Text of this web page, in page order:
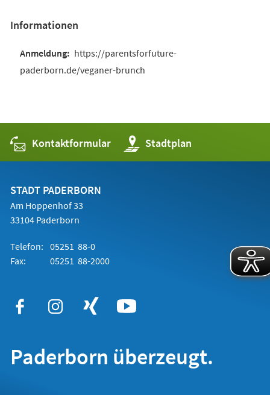
neuen
Informationen
https://parentsforfuture-
paderborn.de/veganer-brunch
Kontaktformular Stadtplan
(Öffnet
in
einem
STADT PADERBORN
Am Hoppenhof 33
33104 Paderborn
Telefon: 05251 88-0
Fax:
05251 88-2000
Paderborn überzeugt.